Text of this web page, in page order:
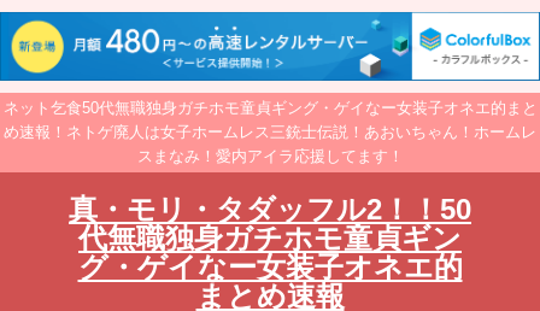
ネット乞食50代無職独身ガチホモ童貞ギング・ゲイなー女装子オネエ的まと
め速報！ネトゲ廃人は女子ホームレス三銃士伝説！あおいちゃん！ホームレ
スまなみ！愛内アイラ応援してます！
真・モリ・タダッフル2！！50
代無職独身ガチホモ童貞ギン
グ・ゲイなー女装子オネエ的
まとめ速報